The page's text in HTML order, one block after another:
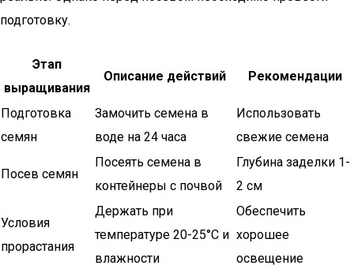
подготовку.
Этап
выращивания
Описание действий Рекомендации
Подготовка
семян
Замочить семена в
воде на 24 часа
Использовать
свежие семена
Посев семян
Посеять семена в
контейнеры с почвой
Глубина заделки 1-
2 см
Условия
прорастания
Держать при
температуре 20-25°C и
влажности
Обеспечить
хорошее
освещение